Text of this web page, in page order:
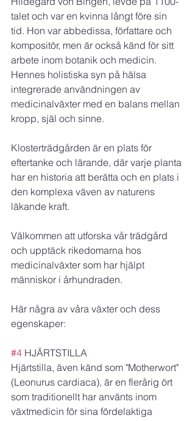
talet och var en kvinna långt före sin
tid. Hon var abbedissa, författare och
kompositör, men är också känd för sitt
arbete inom botanik och medicin.
Hennes holistiska syn på hälsa
integrerade användningen av
medicinalväxter med en balans mellan
kropp, själ och sinne.
Klosterträdgården är en plats för
eftertanke och lärande, där varje planta
har en historia att berätta och en plats i
den komplexa väven av naturens
läkande kraft.
Välkommen att utforska vår trädgård
och upptäck rikedomarna hos
medicinalväxter som har hjälpt
människor i århundraden.
Här några av våra växter och dess
egenskaper:
#4 HJÄRTSTILLA
Hjärtstilla, även känd som "Motherwort"
(Leonurus cardiaca), är en flerårig ört
som traditionellt har använts inom
växtmedicin för sina fördelaktiga